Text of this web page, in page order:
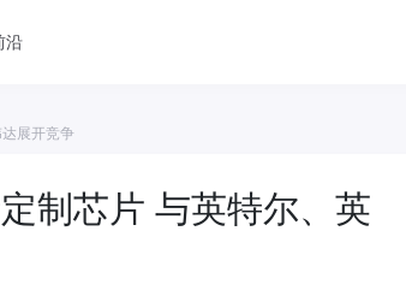
沿
展开竞争
制芯片 与英特尔、英